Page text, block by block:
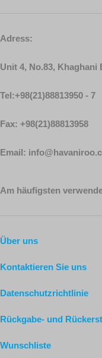
Adress:
Unit 4, No.83, Khaghani
Tel:+98(21)88813950 - 7
Fax: +98(21)88813958
Email:
Am häufigsten
Über uns
Kontaktieren Sie uns
Datenschutzrichtlinie
Rückgabe- und
Wunschliste